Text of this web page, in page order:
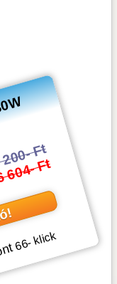
Ft
604- Ft
66- klick